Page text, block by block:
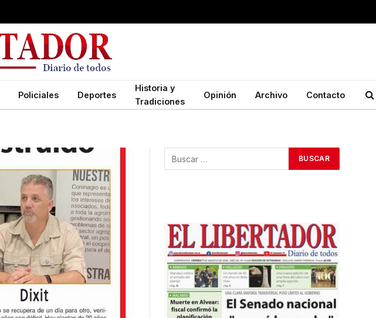
Policiales Deportes
Historia y
Tradiciones
Opinión Archivo Contacto